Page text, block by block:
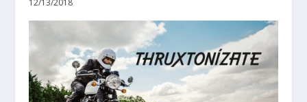
12/13/2018